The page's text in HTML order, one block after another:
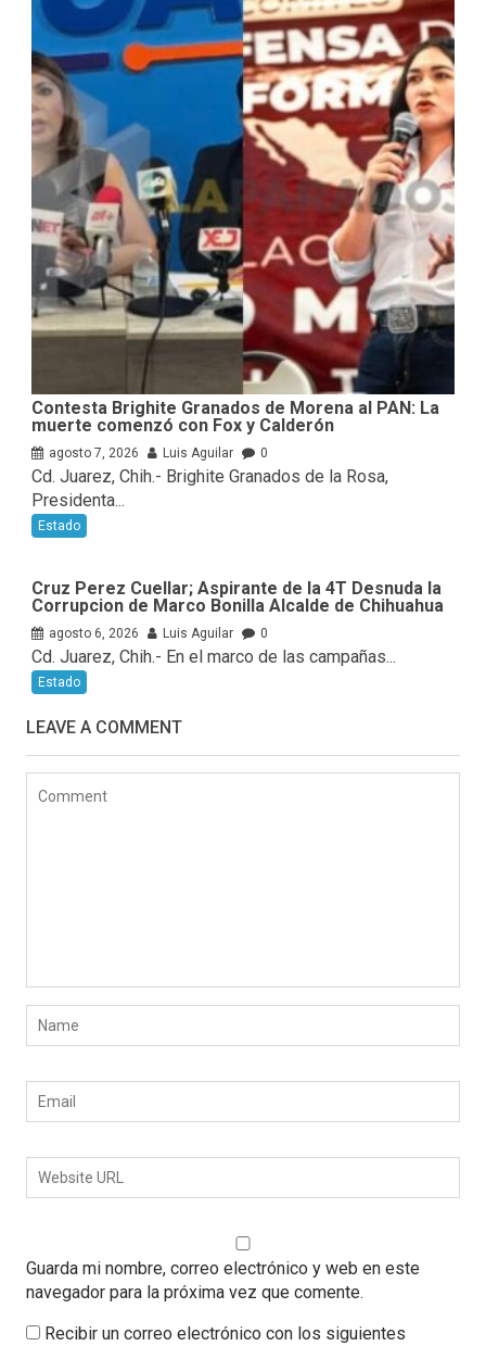
Contesta Brighite Granados de Morena al PAN: La
muerte comenzó con Fox y Calderón
agosto 7, 2026 Luis Aguilar 0
Cd. Juarez, Chih.- Brighite Granados de la Rosa,
Presidenta...
Estado
Cruz Perez Cuellar; Aspirante de la 4T Desnuda la
Corrupcion de Marco Bonilla Alcalde de Chihuahua
agosto 6, 2026 Luis Aguilar 0
Cd. Juarez, Chih.- En el marco de las campañas...
Estado
LEAVE A COMMENT
Guarda mi nombre, correo electrónico y web en este
navegador para la próxima vez que comente.
Recibir un correo electrónico con los siguientes